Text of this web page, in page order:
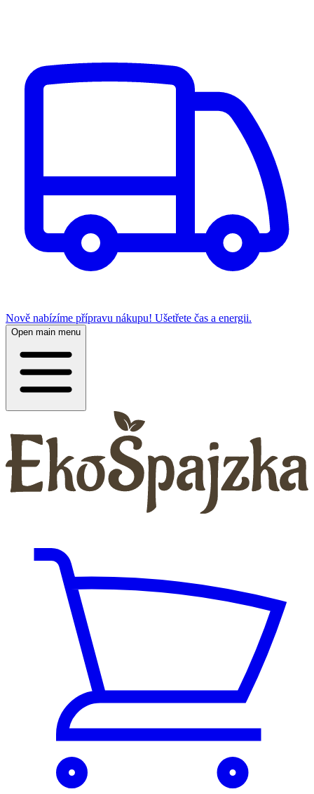
Nově nabízíme přípravu nákupu! Ušetřete čas a energii.
Open main menu